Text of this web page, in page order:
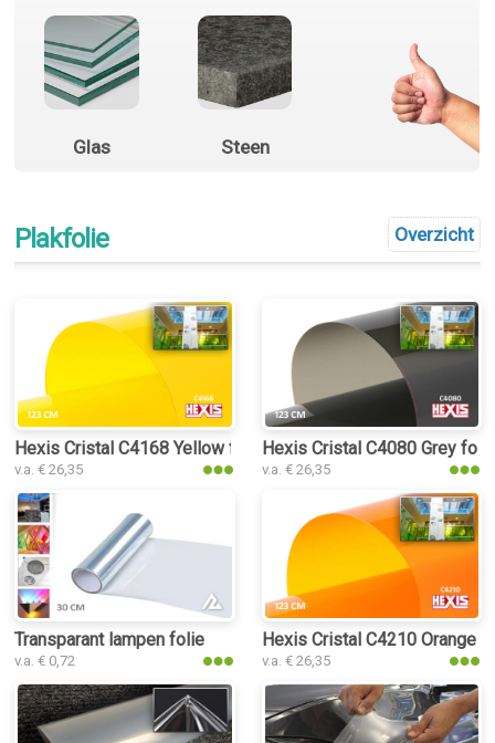
Glas Steen
Overzicht
Plakfolie
Hexis Cristal C4168 Yellow folie
v.a. € 26,35
Hexis Cristal C4080 Grey folie
v.a. € 26,35
Transparant lampen folie
v.a. € 0,72
Hexis Cristal C4210 Orange
v.a. € 26,35